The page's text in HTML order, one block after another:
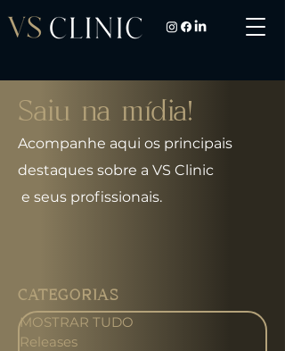
Saiu na mídia!
Acompanhe aqui os principais
destaques sobre a VS Clinic
e seus profissionais.
CATEGORIAS
MOSTRAR TUDO
Releases